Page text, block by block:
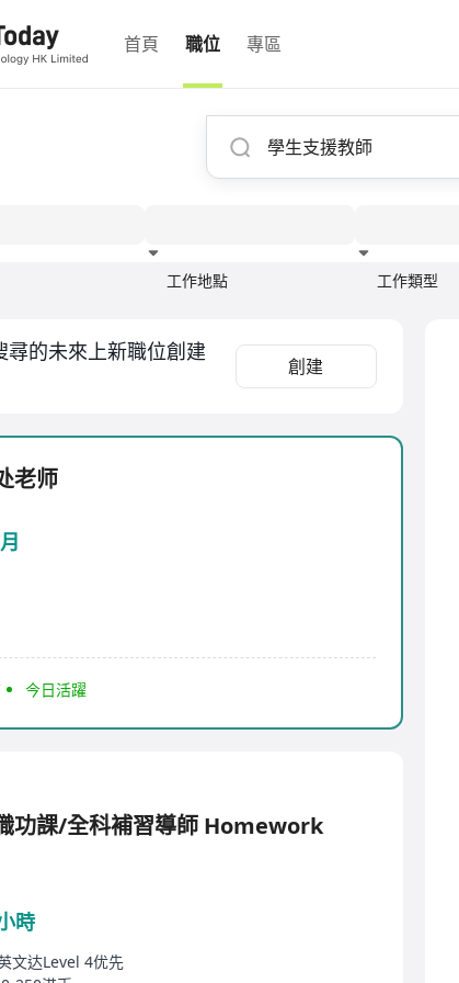
首頁 職位 專區
工作地點 工作類型
尋的未來上新職位創建
創建
老师
今日活躍
功課/全科補習導師 Homework
時
文达Level 4优先